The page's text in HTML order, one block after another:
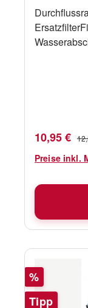
10,95 €
Preise inkl.
Rabatt
%
Tipp